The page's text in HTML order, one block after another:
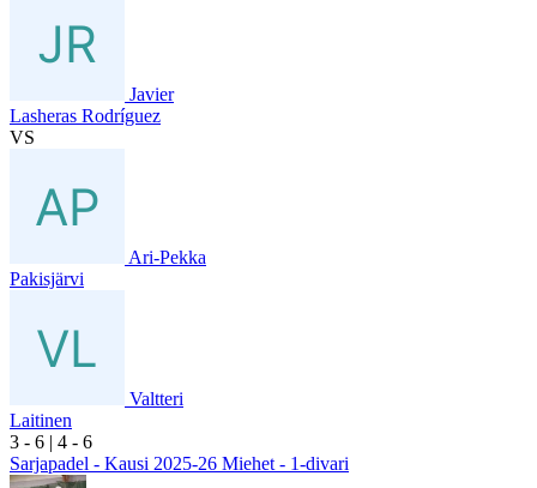
Javier
Lasheras Rodríguez
VS
Ari-Pekka
Pakisjärvi
Valtteri
Laitinen
3 - 6 | 4 - 6
Sarjapadel - Kausi 2025-26 Miehet - 1-divari